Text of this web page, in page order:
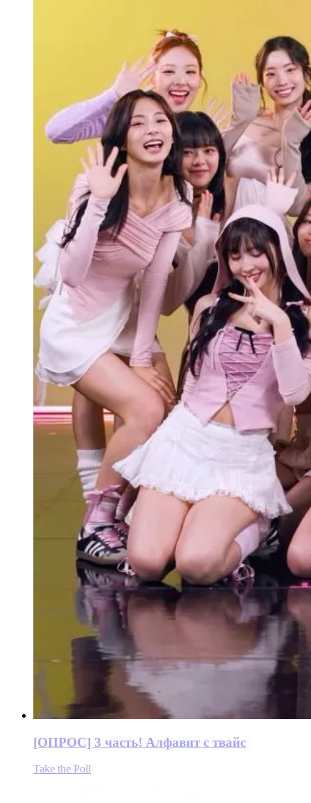
[ОПРОС] 3 часть! Алфавит с твайс
Take the Poll